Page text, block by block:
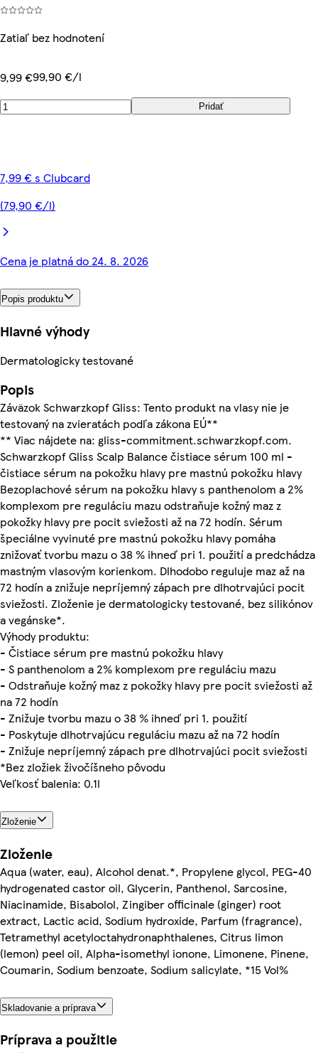
Zatiaľ bez hodnotení
9,99 €99,90 €/l
Pridať
7,99 € s Clubcard
(79,90 €/l)
Cena je platná do 24. 8. 2026
Popis produktu
Hlavné výhody
Dermatologicky testované
Popis
Záväzok Schwarzkopf Gliss: Tento produkt na vlasy nie je
testovaný na zvieratách podľa zákona EÚ**
** Viac nájdete na: gliss-commitment.schwarzkopf.com.
Schwarzkopf Gliss Scalp Balance čistiace sérum 100 ml -
čistiace sérum na pokožku hlavy pre mastnú pokožku hlavy
Bezoplachové sérum na pokožku hlavy s panthenolom a 2%
komplexom pre reguláciu mazu odstraňuje kožný maz z
pokožky hlavy pre pocit sviežosti až na 72 hodín. Sérum
špeciálne vyvinuté pre mastnú pokožku hlavy pomáha
znižovať tvorbu mazu o 38 % ihneď pri 1. použití a predchádza
mastným vlasovým korienkom. Dlhodobo reguluje maz až na
72 hodín a znižuje nepríjemný zápach pre dlhotrvajúci pocit
sviežosti. Zloženie je dermatologicky testované, bez silikónov
a vegánske*.
Výhody produktu:
- Čistiace sérum pre mastnú pokožku hlavy
- S panthenolom a 2% komplexom pre reguláciu mazu
- Odstraňuje kožný maz z pokožky hlavy pre pocit sviežosti až
na 72 hodín
- Znižuje tvorbu mazu o 38 % ihneď pri 1. použití
- Poskytuje dlhotrvajúcu reguláciu mazu až na 72 hodín
- Znižuje nepríjemný zápach pre dlhotrvajúci pocit sviežosti
*Bez zložiek živočíšneho pôvodu
Veľkosť balenia: 0.1l
Zloženie
Zloženie
Aqua (water, eau), Alcohol denat.*, Propylene glycol, PEG-40
hydrogenated castor oil, Glycerin, Panthenol, Sarcosine,
Niacinamide, Bisabolol, Zingiber officinale (ginger) root
extract, Lactic acid, Sodium hydroxide, Parfum (fragrance),
Tetramethyl acetyloctahydronaphthalenes, Citrus limon
(lemon) peel oil, Alpha-isomethyl ionone, Limonene, Pinene,
Coumarin, Sodium benzoate, Sodium salicylate, *15 Vol%
Skladovanie a príprava
Príprava a použitie